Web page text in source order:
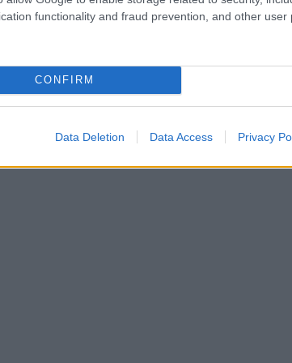
functionality and fraud prevention, and other user
CONFIRM
Data Deletion Data Access Privacy